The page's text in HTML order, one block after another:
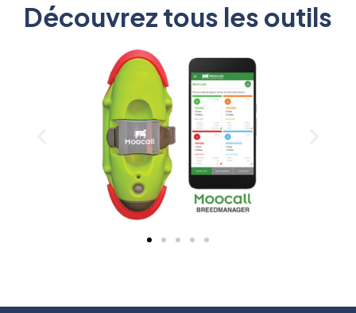
Découvrez tous les outils